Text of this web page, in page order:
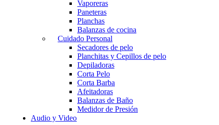
Vaporeras
Paneteras
Planchas
Balanzas de cocina
Cuidado Personal
Secadores de pelo
Planchitas y Cepillos de pelo
Depiladoras
Corta Pelo
Corta Barba
Afeitadoras
Balanzas de Baño
Medidor de Presión
Audio y Video